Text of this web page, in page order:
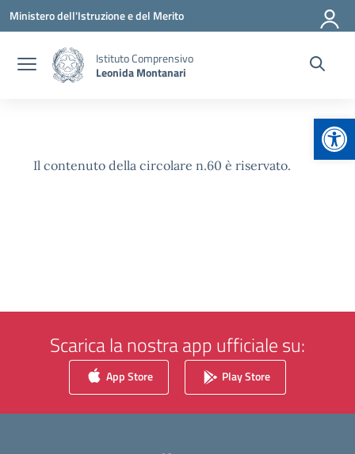
Vai ai contenuti
Vai al menu di navigazione
Vai al footer
Ministero dell'Istruzione e del Merito
Istituto Comprensivo
Leonida Montanari
Il contenuto della circolare n.60 è riservato.
Scarica la nostra app ufficiale su:
App Store Play Store